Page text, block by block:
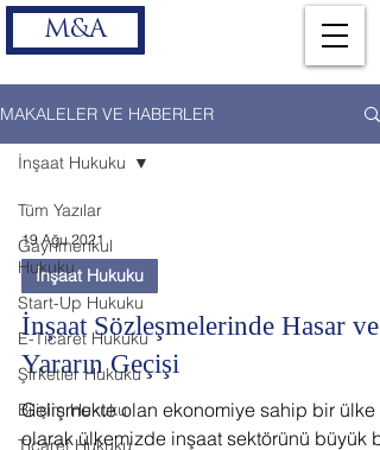
M&A
MAKALELER VE HABERLER
Tüm Yazılar
Gayrimenkul
Hukuku
Start-Up Hukuku
E-Ticaret Hukuku
Şirketler Hukuku
Bilişim Hukuku
Ticaret Hukuku
İnşaat Hukuku
19 Ağu 2021
İnşaat Hukuku
İnşaat Sözleşmelerinde Hasar ve
Yararın Geçişi
Gelişmekte olan ekonomiye sahip bir ülke
olarak ülkemizde inşaat sektörünü büyük